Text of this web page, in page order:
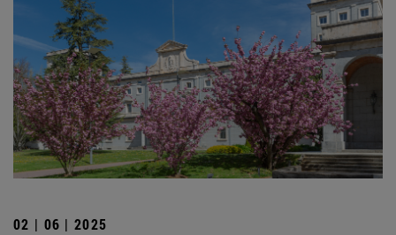
02 | 06 | 2025